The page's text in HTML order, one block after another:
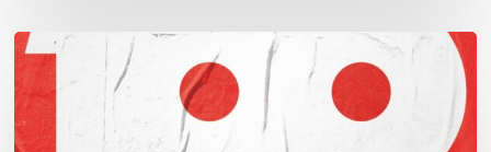
Cento
per
dal